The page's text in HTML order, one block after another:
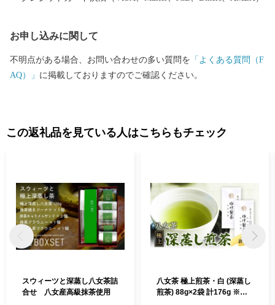
お申し込みに関して
不明点がある場合、お問い合わせの多い質問を 「よくある質問（F
AQ）」 に掲載しておりますのでご確認ください。
この返礼品を見ている人はこちらもチェック
スウィーツと深蒸し八女茶詰
合せ 八女産高級抹茶使用
八女茶 極上煎茶・白 (深蒸し
煎茶) 88g×2袋 計176g ※配